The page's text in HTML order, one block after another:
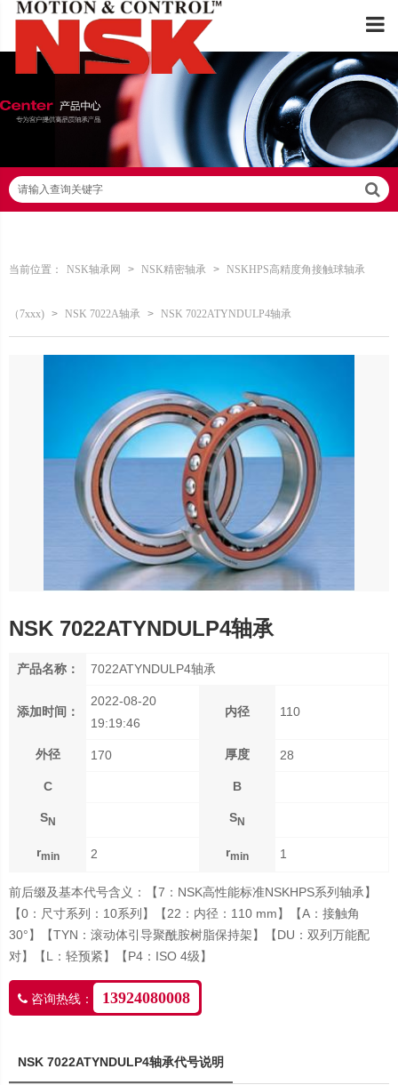
请输入查询关键字
当前位置： NSK轴承网 > NSK精密轴承 > NSKHPS高精度角接触球轴承
（7xxx) > NSK 7022A轴承 > NSK 7022ATYNDULP4轴承
NSK 7022ATYNDULP4轴承
产品名称： 7022ATYNDULP4轴承
添加时间：
2022-08-20
19:19:46
内径 110
外径 170 厚度 28
C B
SN SN
rmin 2 rmin 1
前后缀及基本代号含义：【7：NSK高性能标准NSKHPS系列轴承】
【0：尺寸系列：10系列】【22：内径：110 mm】【A：接触角
30°】【TYN：滚动体引导聚酰胺树脂保持架】【DU：双列万能配
对】【L：轻预紧】【P4：ISO 4级】
咨询热线： 13924080008
NSK 7022ATYNDULP4轴承代号说明